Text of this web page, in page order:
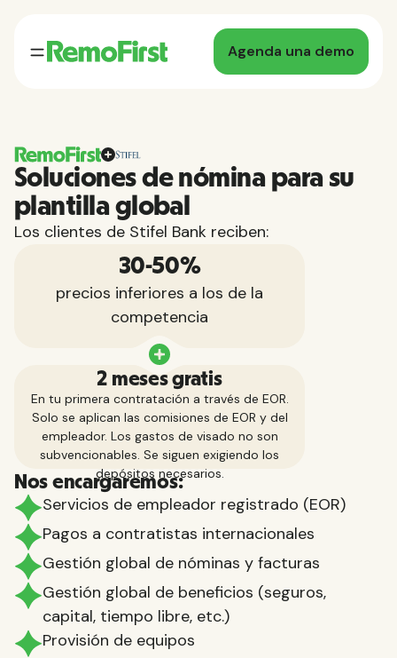
Agenda una demo
Soluciones de nómina para su
plantilla global
Los clientes de Stifel Bank reciben:
30-50%
precios inferiores a los de la
competencia
2 meses gratis
En tu primera contratación a través de EOR.
Solo se aplican las comisiones de EOR y del
empleador. Los gastos de visado no son
subvencionables. Se siguen exigiendo los
depósitos necesarios.
Nos encargaremos:
Servicios de empleador registrado (EOR)
Pagos a contratistas internacionales
Gestión global de nóminas y facturas
Gestión global de beneficios (seguros,
capital, tiempo libre, etc.)
Provisión de equipos